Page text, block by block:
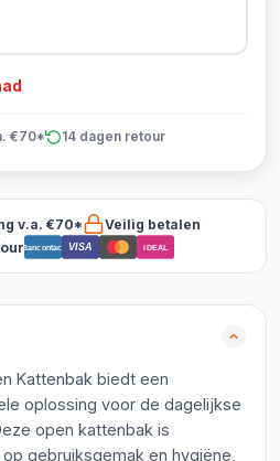
€70* 14 dagen retour
v.a. €70*
Veilig betalen
Bancontact VISA iDEAL
Kattenbak biedt een
oplossing voor de dagelijkse
open kattenbak is
gebruiksgemak en hygiëne,